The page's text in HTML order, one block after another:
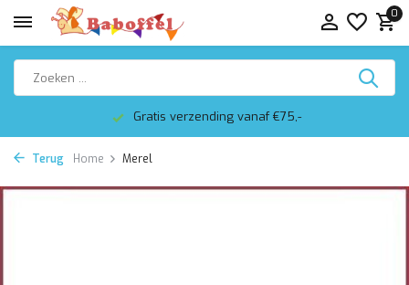
0
Gratis verzending vanaf €75,-
Terug Home Merel